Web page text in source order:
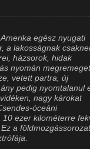
egész nyugati
a lakosságnak
házsorok, hidak
nyomán
vetett partra, új
pedig nyomtalanul
nagy károkat
óceáni
10 ezer kilométerre
a